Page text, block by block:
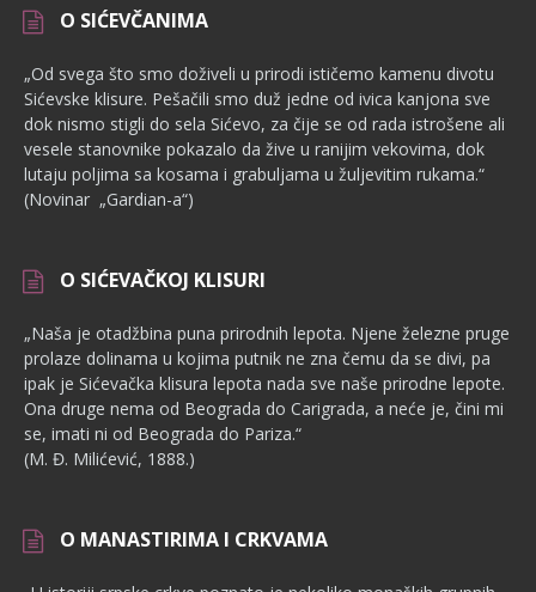
O SIĆEVČANIMA
„Od svega što smo doživeli u prirodi ističemo kamenu divotu
Sićevske klisure. Pešačili smo duž jedne od ivica kanjona sve
dok nismo stigli do sela Sićevo, za čije se od rada istrošene ali
vesele stanovnike pokazalo da žive u ranijim vekovima, dok
lutaju poljima sa kosama i grabuljama u žuljevitim rukama.“
(Novinar „Gardian-a“)
O SIĆEVAČKOJ KLISURI
„Naša je otadžbina puna prirodnih lepota. Njene železne pruge
pro­laze dolinama u kojima putnik ne zna čemu da se divi, pa
ipak je Sićevačka klisura lepota nada sve naše prirodne lepote.
Ona druge nema od Beograda do Carigrada, a neće je, čini mi
se, imati ni od Beograda do Pariza.“
(M. Đ. Milićević, 1888.)
O MANASTIRIMA I CRKVAMA